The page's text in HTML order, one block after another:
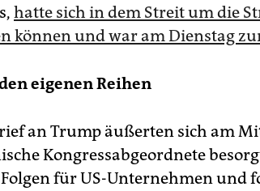
hatte sich in dem Streit um die
können und war am Dienstag
eigenen Reihen
an Trump äußerten sich am
Kongressabgeordnete
für US-Unternehmen und